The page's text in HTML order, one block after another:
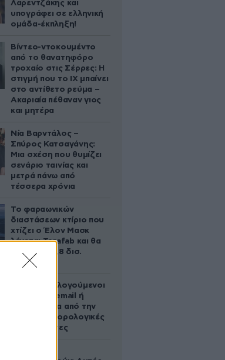
Λαρεντζάκης και
υπογράφει σε ελληνική
ομάδα-έκπληξη!
Βίντεο-ντοκουμέντο
από το θανατηφόρο
τροχαίο στις Σέρρες: Η
στιγμή που το ΙΧ μπαίνει
στο αντίθετο ρεύμα –
Ακαριαία πέθαναν γιος
και μητέρα
Νία Βαρντάλος –
Σπύρος Κατσαγάνης:
Μια σχέση που θυμίζει
σενάριο ταινίας και
μετρά πάνω από
τέσσερα χρόνια
Το φαραωνικών
διαστάσεων κτίριο που
χτίζει ο Έλον Μασκ
λέγεται Terafab και θα
κοστίσει 16,8 δισ.
δολάρια
Ποιοι φορολογούμενοι
θα λάβουν email ή
τηλεφώνημα από την
ΑΑΔΕ για φορολογικές
εκκρεμότητες